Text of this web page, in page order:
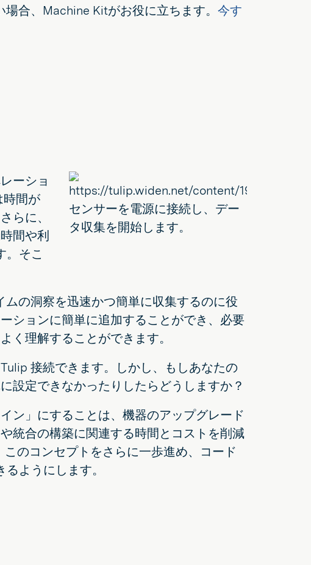
合、Machine Kitがお役に立ちます。 今す
センサーを電源に接続し、デー
タ収集を開始します。
ーショ
時間が
らに、
間や利
。そこ
の洞察を迅速かつ簡単に収集するのに役
ションに簡単に追加することができ、必要
く理解することができます。
接続できます。しかし、もしあなたの
設定できなかったりしたらどうしますか？
ン」にすることは、機器のアップグレード
統合の構築に関連する時間とコストを削減
のコンセプトをさらに一歩進め、コード
ようにします。